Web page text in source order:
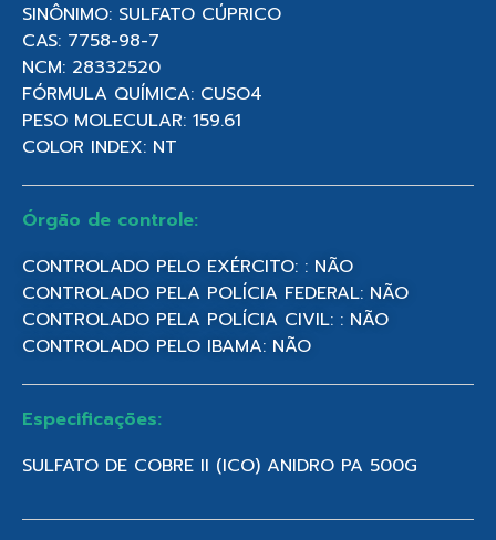
SINÔNIMO: SULFATO CÚPRICO
CAS: 7758-98-7
NCM: 28332520
FÓRMULA QUÍMICA: CUSO4
PESO MOLECULAR: 159.61
COLOR INDEX: NT
Órgão de controle:
CONTROLADO PELO EXÉRCITO: : NÃO
CONTROLADO PELA POLÍCIA FEDERAL: NÃO
CONTROLADO PELA POLÍCIA CIVIL: : NÃO
CONTROLADO PELO IBAMA: NÃO
Especificações:
SULFATO DE COBRE II (ICO) ANIDRO PA 500G